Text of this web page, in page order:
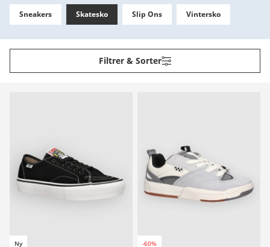
Sneakers Skatesko Slip Ons Vintersko
Filtrer & Sorter
Ny -60%